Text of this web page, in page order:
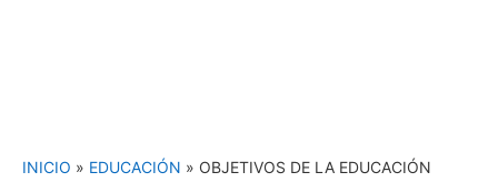
INICIO » EDUCACIÓN » OBJETIVOS DE LA EDUCACIÓN